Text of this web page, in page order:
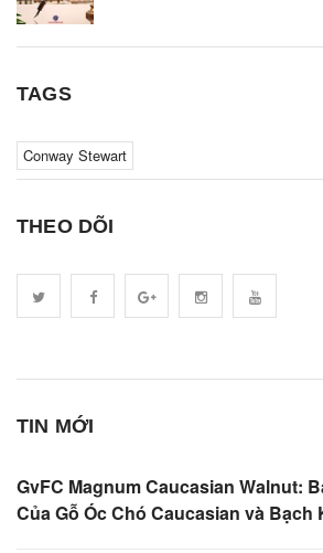
TAGS
Conway Stewart
THEO DÕI
TIN MỚI
GvFC Magnum Caucasian Walnut:
Của Gỗ Óc Chó Caucasian và Bạch